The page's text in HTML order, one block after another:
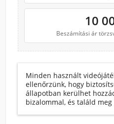
10
Beszámítási ár
Minden használt
ellenőrzünk, hogy
állapotban kerülhet
bizalommal, és találd